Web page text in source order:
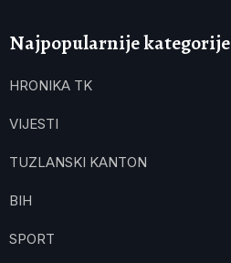
Najpopularnije kategorije
HRONIKA TK
VIJESTI
TUZLANSKI KANTON
BIH
SPORT